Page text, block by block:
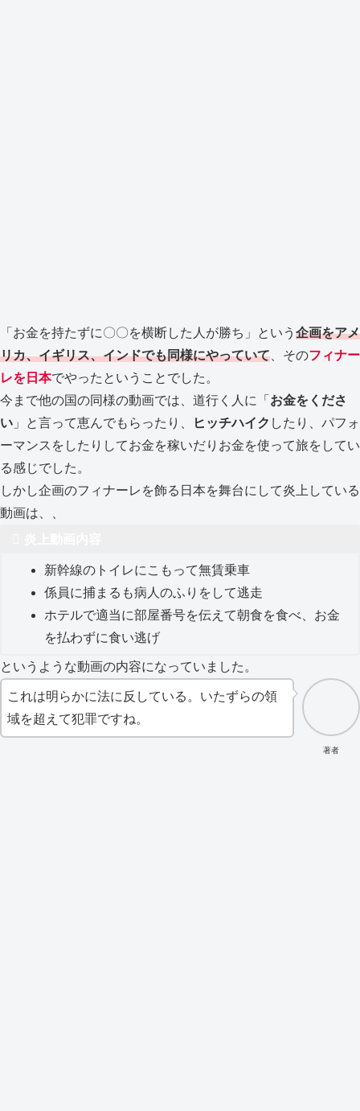
「お金を持たずに〇〇を横断した人が勝ち」という 企画をアメ
リカ、イギリス、インドでも同様にやっていて 、そのフィナー
レを日本でやったということでした。
今まで他の国の同様の動画では、道行く人に「 お金をくださ
い 」と言って恵んでもらったり、 ヒッチハイク したり、パフォ
ーマンスをしたりしてお金を稼いだりお金を使って旅をしてい
る感じでした。
しかし企画のフィナーレを飾る日本を舞台にして炎上している
動画は、、
新幹線のトイレにこもって無賃乗車
係員に捕まるも病人のふりをして逃走
ホテルで適当に部屋番号を伝えて朝食を食べ、お金
を払わずに食い逃げ
というような動画の内容になっていました。
著者
これは明らかに法に反している。いたずらの領
域を超えて犯罪ですね。